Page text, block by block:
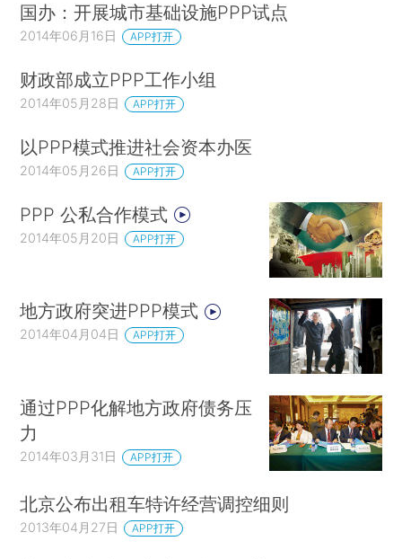
国办：开展城市基础设施PPP试点
2014年06月16日 APP打开
财政部成立PPP工作小组
2014年05月28日 APP打开
以PPP模式推进社会资本办医
2014年05月26日 APP打开
PPP 公私合作模式
2014年05月20日 APP打开
地方政府突进PPP模式
2014年04月04日 APP打开
通过PPP化解地方政府债务压
力
2014年03月31日 APP打开
北京公布出租车特许经营调控细则
2013年04月27日 APP打开